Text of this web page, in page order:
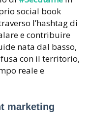
social book
l’hashtag di
e contribuire
nata dal basso,
con il territorio,
reale e
marketing